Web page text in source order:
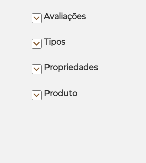
Avaliações
Tipos
Propriedades
Produto